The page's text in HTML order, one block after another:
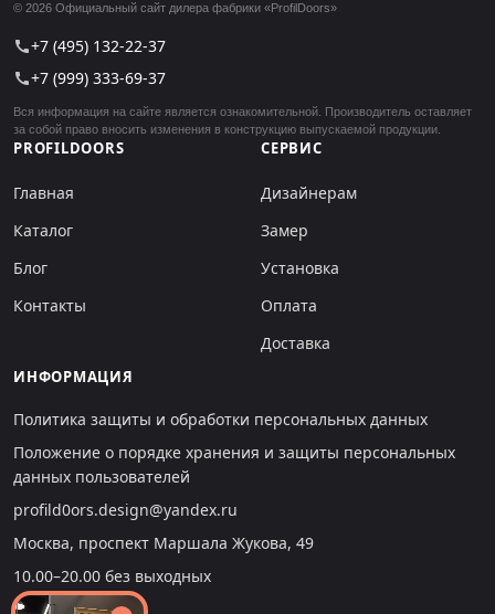
© 2026 Официальный сайт дилера фабрики «ProfilDoors»
call+7 (495) 132-22-37
call+7 (999) 333-69-37
Вся информация на сайте является ознакомительной. Производитель оставляет
за собой право вносить изменения в конструкцию выпускаемой продукции.
PROFILDOORS
Главная
Каталог
Блог
Контакты
СЕРВИС
Дизайнерам
Замер
Установка
Оплата
Доставка
ИНФОРМАЦИЯ
Политика защиты и обработки персональных данных
Положение о порядке хранения и защиты персональных
данных пользователей
profild0ors.design@yandex.ru
Москва, проспект Маршала Жукова, 49
10.00–20.00 без выходных